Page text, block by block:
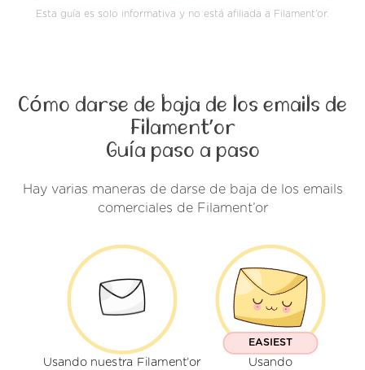
Esta guía es solo informativa y no está afiliada a Filament’or.
Cómo darse de baja de los emails de
Filament’or
Guía paso a paso
Hay varias maneras de darse de baja de los emails
comerciales de Filament’or
Usando nuestra Filament’or
EASIEST
Usando